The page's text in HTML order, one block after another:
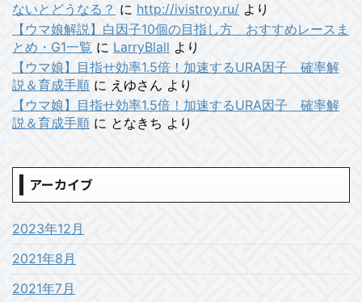
ないとどうなる？ に http://ivistroy.ru/ より
【ウマ娘解説】白因子10個の目指し方 おすすめレースま
とめ・G1一覧 に LarryBlall より
【ウマ娘】目指せ効率1.5倍！加速するURA因子 確率解
説＆育成手順 に えゆさん より
【ウマ娘】目指せ効率1.5倍！加速するURA因子 確率解
説＆育成手順 に となきち より
アーカイブ
2023年12月
2021年8月
2021年7月